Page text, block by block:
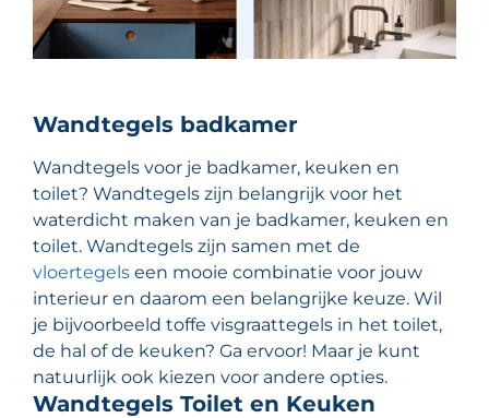
Wandtegels badkamer
Wandtegels voor je badkamer, keuken en
toilet? Wandtegels zijn belangrijk voor het
waterdicht maken van je badkamer, keuken en
toilet. Wandtegels zijn samen met de
vloertegels een mooie combinatie voor jouw
interieur en daarom een belangrijke keuze. Wil
je bijvoorbeeld toffe visgraattegels in het toilet,
de hal of de keuken? Ga ervoor! Maar je kunt
natuurlijk ook kiezen voor andere opties.
Wandtegels Toilet en Keuken